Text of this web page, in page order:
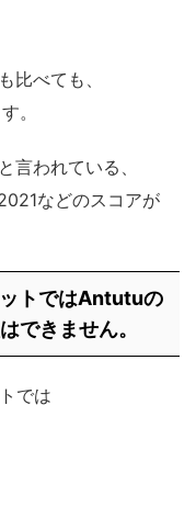
比べても、
。
われている、
などのスコアが
トではAntutuの
できません。
では